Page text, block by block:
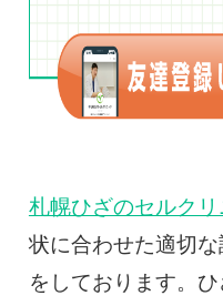
札幌ひざのセルクリ
状に合わせた適切
をしております。